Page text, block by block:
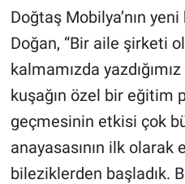
Doğtaş Mobilya’nın
Doğan, “Bir aile şirketi
kalmamızda
kuşağın özel bir eğitim
geçmesinin etkisi çok
anayasasının ilk olarak
bileziklerden başladık.